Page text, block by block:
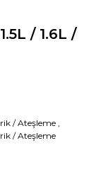
/ 1.6L /
/ Ateşleme ,
/ Ateşleme